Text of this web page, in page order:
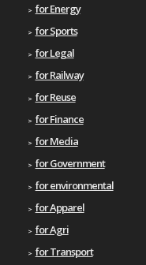
for Energy
for Sports
for Legal
for Railway
for Reuse
for Finance
for Media
for Government
for environmental
for Apparel
for Agri
for Transport